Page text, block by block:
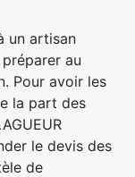
un artisan
au
Pour avoir les
la part des
le devis des
de